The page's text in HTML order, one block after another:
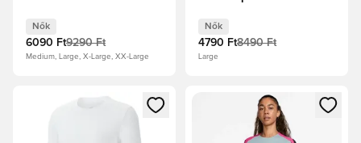
Nők
6090 Ft9290 Ft
Medium, Large, X-Large, XX-Large
Nők
4790 Ft8490 Ft
Large
Megnyit egy modált a bejelentkezéshez vagy a tagként
Megnyit egy modált a